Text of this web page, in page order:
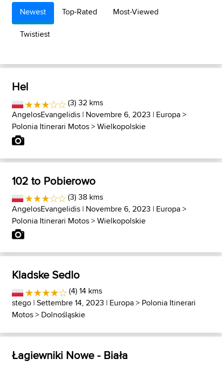
Newest Top-Rated
Most-Viewed
Twistiest
Hel
(3) 32 kms
AngelosEvangelidis | Novembre 6, 2023 | Europa>
Polonia Itinerari Motos>Wielkopolskie
102 to Pobierowo
(3) 38 kms
AngelosEvangelidis | Novembre 6, 2023 | Europa>
Polonia Itinerari Motos>Wielkopolskie
Kladske Sedlo
(4) 14 kms
stego | Settembre 14, 2023 | Europa> Polonia Itinerari
Motos> Dolnośląskie
Łagiewniki Nowe - Biała